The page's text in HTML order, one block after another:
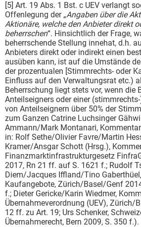
[5] Art. 19 Abs. 1 Bst. c UEV verlangt
Offenlegung der „Angaben über die
Aktionäre, welche den Anbieter direkt
beherrschen“. Hinsichtlich der Frage,
beherrschende Stellung innehat, d.h.
Anbieters direkt oder indirekt einen
ausüben kann, ist auf die Umstände
der prozentualen [Stimmrechts- oder
Einfluss auf den Verwaltungsrat etc.)
Beherrschung liegt stets vor, wenn die
Anteilseigners oder einer
von Anteilseignern über 50% der
zum Ganzen Catrine Luchsinger
Ammann/Mark Montanari,
in: Rolf Sethe/Olivier Favre/Martin
Kramer/Ansgar Schott (Hrsg.),
Finanzmarktinfrastrukturgesetz
2017, Rn 21 ff. auf S. 1621 f.; Rudolf
Diem/Jacques Iffland/Tino
Kaufangebote, Zürich/Basel/Genf
f.; Dieter Gericke/Karin Wiedmer,
Übernahmeverordnung (UEV), Zürich/
12 ff. zu Art. 19; Urs Schenker,
Übernahmerecht, Bern 2009, S. 350 f.).